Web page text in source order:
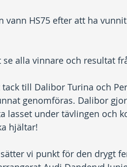
vann HS75 efter att ha
alla vinnare och resultat
till Dalibor Turina och
genomföras. Dalibor
lasset under tävlingen och
hjältar!
vi punkt för den drygt